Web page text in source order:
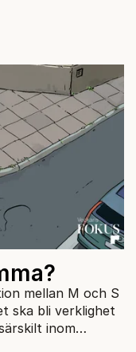
mellan M och S
ska bli verklighet
inom